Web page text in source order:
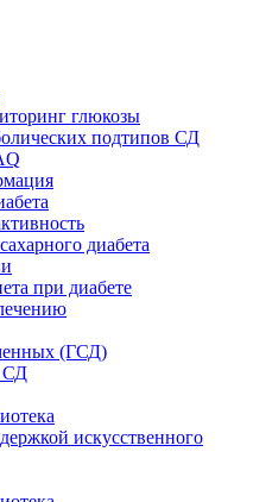
глюкозы
подтипов СД
диабета
при диабете
(ГСД)
СД
искусственного